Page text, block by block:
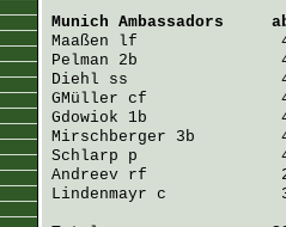
Munich Ambassadors
Maaßen
Pelman
Diehl
GMüller
Gdowiok
Mirschberger
Schlarp
Andreev
Lindenmayr c            3